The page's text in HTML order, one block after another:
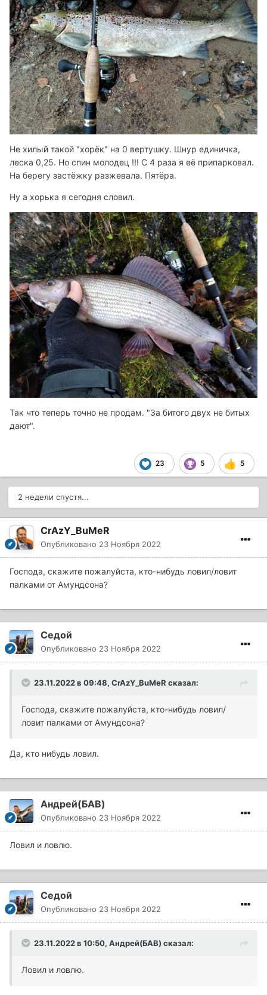
В общем пока доволен палочкой. Не разочаровался,
ттт )))
Не хилый такой "хорёк" на 0 вертушку. Шнур единичка,
леска 0,25. Но спин молодец !!! С 4 раза я её припарковал.
На берегу застёжку разжевала. Пятёра.
Ну а хорька я сегодня словил.
Так что теперь точно не продам. "За битого двух не битых
дают".
23 5 5
2 недели спустя...
CrAzY_BuMeR
Опубликовано 23 Ноября 2022
Господа, скажите пожалуйста, кто-нибудь ловил/ловит
палками от Амундсона?
Седой
Опубликовано 23 Ноября 2022
23.11.2022 в 09:48, CrAzY_BuMeR сказал:
Господа, скажите пожалуйста, кто-нибудь ловил/
ловит палками от Амундсона?
Да, кто нибудь ловил.
Андрей(БАВ)
Опубликовано 23 Ноября 2022
Ловил и ловлю.
Седой
Опубликовано 23 Ноября 2022
23.11.2022 в 10:50, Андрей(БАВ) сказал:
Ловил и ловлю.